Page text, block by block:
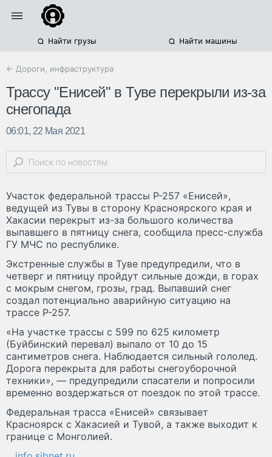
Найти грузы Найти машины
← Дороги, инфраструктура
Трассу "Енисей" в Туве перекрыли из-за
снегопада
06:01, 22 Мая 2021
Участок федеральной трассы Р-257 «Енисей»,
ведущей из Тувы в сторону Красноярского края и
Хакасии перекрыт из-за большого количества
выпавшего в пятницу снега, сообщила пресс-служба
ГУ МЧС по республике.
Экстренные службы в Туве предупредили, что в
четверг и пятницу пройдут сильные дожди, в горах
с мокрым снегом, грозы, град. Выпавший снег
создал потенциально аварийную ситуацию на
трассе Р-257.
«На участке трассы с 599 по 625 километр
(Буйбинский перевал) выпало от 10 до 15
сантиметров снега. Наблюдается сильный гололед.
Дорога перекрыта для работы снегоуборочной
техники», — предупредили спасатели и попросили
временно воздержаться от поездок по этой трассе.
Федеральная трасса «Енисей» связывает
Красноярск с Хакасией и Тувой, а также выходит к
границе с Монголией.